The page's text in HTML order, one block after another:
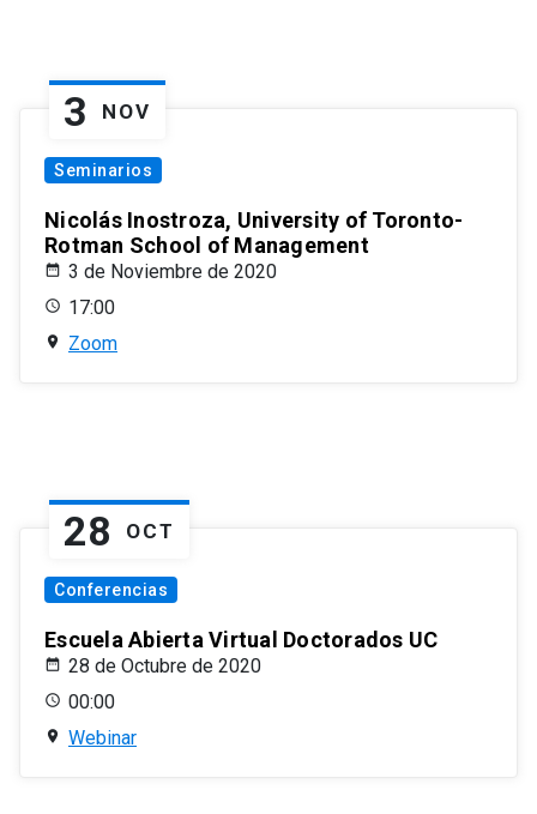
3 NOV
Seminarios
Nicolás Inostroza, University of Toronto-
Rotman School of Management
3 de Noviembre de 2020
17:00
Zoom
28 OCT
Conferencias
Escuela Abierta Virtual Doctorados UC
28 de Octubre de 2020
00:00
Webinar